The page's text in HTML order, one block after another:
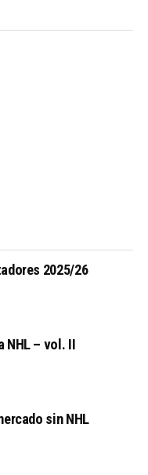
2025/26
NHL – vol. II
sin NHL